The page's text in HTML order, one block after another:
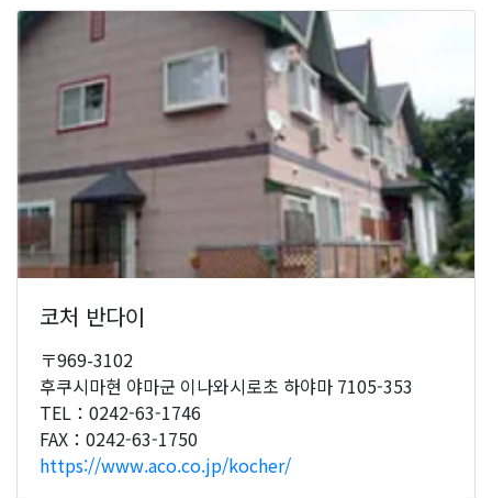
코처 반다이
〒969-3102
후쿠시마현 야마군 이나와시로초 하야마 7105-353
TEL：0242-63-1746
FAX：0242-63-1750
https://www.aco.co.jp/kocher/